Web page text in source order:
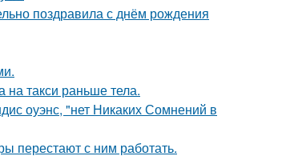
поздравила с днём рождения
такси раньше тела.
оуэнс, "нет Никаких Сомнений в
перестают с ним работать.